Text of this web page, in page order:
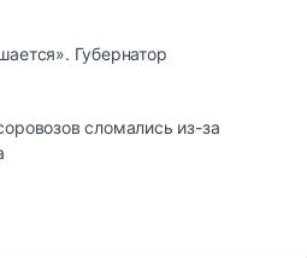
Губернатор
сломались из-за